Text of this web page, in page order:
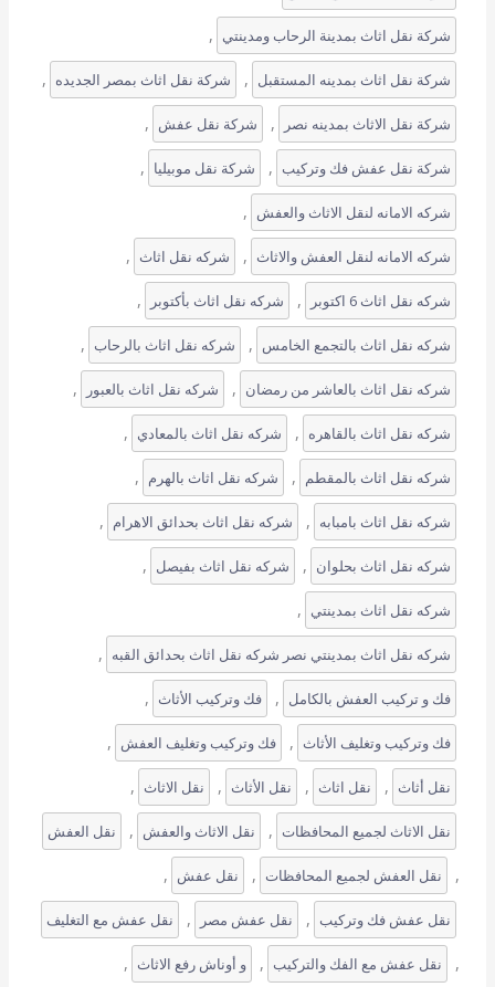
شركة نقل اثاث بمدينة الرحاب ومدينتي ,
شركة نقل اثاث بمدينه المستقبل , شركة نقل اثاث بمصر الجديده ,
شركة نقل الاثاث بمدينه نصر , شركة نقل عفش ,
شركة نقل عفش فك وتركيب , شركة نقل موبيليا ,
شركه الامانه لنقل الاثاث والعفش ,
شركه الامانه لنقل العفش والاثاث , شركه نقل اثاث ,
شركه نقل اثاث 6 اكتوبر , شركه نقل اثاث بأكتوبر ,
شركه نقل اثاث بالتجمع الخامس , شركه نقل اثاث بالرحاب ,
شركه نقل اثاث بالعاشر من رمضان , شركه نقل اثاث بالعبور ,
شركه نقل اثاث بالقاهره , شركه نقل اثاث بالمعادي ,
شركه نقل اثاث بالمقطم , شركه نقل اثاث بالهرم ,
شركه نقل اثاث بامبابه , شركه نقل اثاث بحدائق الاهرام ,
شركه نقل اثاث بحلوان , شركه نقل اثاث بفيصل ,
شركه نقل اثاث بمدينتي ,
شركه نقل اثاث بمدينتي نصر شركه نقل اثاث بحدائق القبه ,
فك و تركيب العفش بالكامل , فك وتركيب الأثاث ,
فك وتركيب وتغليف الأثاث , فك وتركيب وتغليف العفش ,
نقل أثاث , نقل اثاث , نقل الأثاث , نقل الاثاث ,
نقل الاثاث لجميع المحافظات , نقل الاثاث والعفش , نقل العفش
, نقل العفش لجميع المحافظات , نقل عفش ,
نقل عفش فك وتركيب , نقل عفش مصر , نقل عفش مع التغليف
, نقل عفش مع الفك والتركيب , و أوناش رفع الاثاث ,